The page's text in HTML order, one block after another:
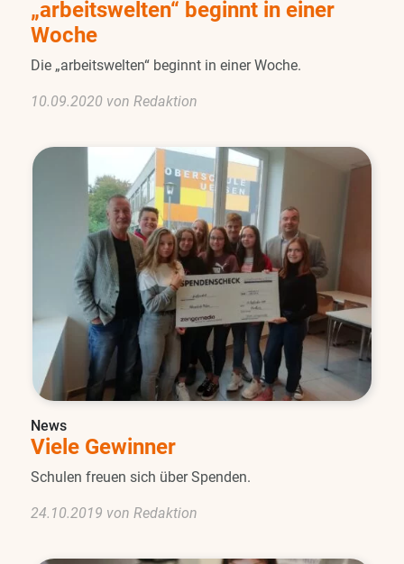
„arbeitswelten“ beginnt in einer
Woche
Die „arbeitswelten“ beginnt in einer Woche.
10.09.2020 von Redaktion
News
Viele Gewinner
Schulen freuen sich über Spenden.
24.10.2019 von Redaktion